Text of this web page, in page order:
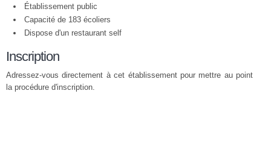
Établissement public
Capacité de 183 écoliers
Dispose d'un restaurant self
Inscription
Adressez-vous directement à cet établissement pour mettre au point
la procédure d'inscription.